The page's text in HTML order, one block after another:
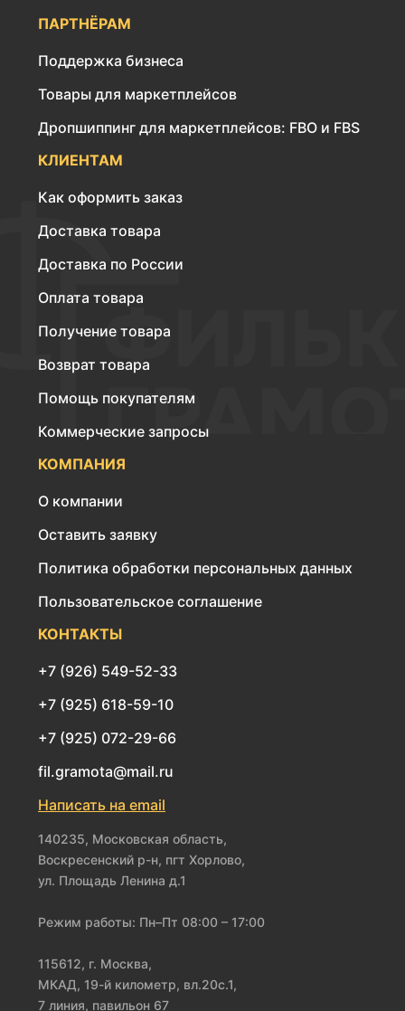
ПАРТНЁРАМ
Поддержка бизнеса
Товары для маркетплейсов
Дропшиппинг для маркетплейсов: FBO и FBS
КЛИЕНТАМ
Как оформить заказ
Доставка товара
Доставка по России
Оплата товара
Получение товара
Возврат товара
Помощь покупателям
Коммерческие запросы
КОМПАНИЯ
О компании
Оставить заявку
Политика обработки персональных данных
Пользовательское соглашение
КОНТАКТЫ
+7 (926) 549-52-33
+7 (925) 618-59-10
+7 (925) 072-29-66
fil.gramota@mail.ru
Написать на email
140235, Московская область,
Воскресенский р-н, пгт Хорлово,
ул. Площадь Ленина д.1
Режим работы: Пн–Пт 08:00 – 17:00
115612, г. Москва,
МКАД, 19-й километр, вл.20с.1,
7 линия, павильон 67